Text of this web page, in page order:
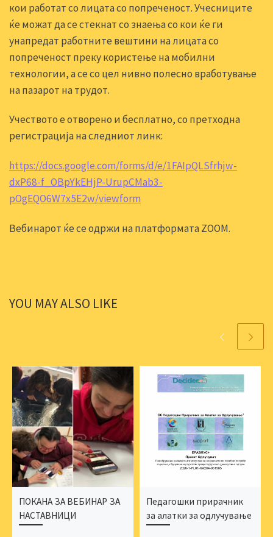
кои работат со лицата со попреченост. Учесниците
ќе можат да се стекнат со знаења со кои ќе ги
унапредат работните вештини на лицата со
попреченост преку користење на мобилни
технологии, а се со цел нивно полесно вработување
на пазарот на трудот.
Учеството е отворено и бесплатно, со претходна
регистрација на следниот линк:
https://docs.google.com/forms/d/e/1FAIpQLSfrhjw-
dxP68-f_OBpYkEHjP-UrupCMab3-
pOgEQO6W7x5E2w/viewform
Вебинарот ќе се одржи на платформата ZOOM.
YOU MAY ALSO LIKE
ПОКАНА ЗА ВЕБИНАР ЗА
НАСТАВНИЦИ
Педагошки прирачник
за алатки за одлучување